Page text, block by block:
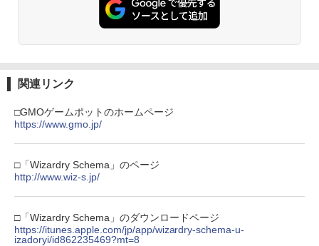
関連リンク
□GMOゲームポットのホームページ
https://www.gmo.jp/
□「Wizardry Schema」のページ
http://www.wiz-s.jp/
□「Wizardry Schema」のダウンロードページ
https://itunes.apple.com/jp/app/wizardry-schema-u-
izadoryi/id862235469?mt=8